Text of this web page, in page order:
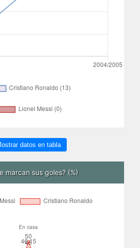
datos en tabla
marcan sus goles? (%)